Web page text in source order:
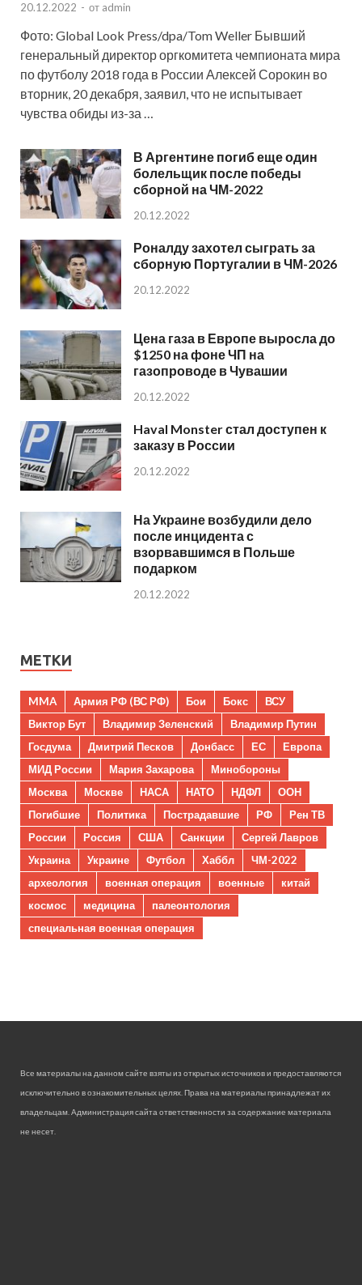
20.12.2022 - от admin
Фото: Global Look Press/dpa/Tom Weller Бывший
генеральный директор оргкомитета чемпионата мира
по футболу 2018 года в России Алексей Сорокин во
вторник, 20 декабря, заявил, что не испытывает
чувства обиды из-за …
В Аргентине погиб еще один
болельщик после победы
сборной на ЧМ-2022
20.12.2022
Роналду захотел сыграть за
сборную Португалии в ЧМ-2026
20.12.2022
Цена газа в Европе выросла до
$1250 на фоне ЧП на
газопроводе в Чувашии
20.12.2022
Haval Monster стал доступен к
заказу в России
20.12.2022
На Украине возбудили дело
после инцидента с
взорвавшимся в Польше
подарком
20.12.2022
МЕТКИ
MMA Армия РФ (ВС РФ) Бои Бокс
ВСУ
Виктор Бут
Владимир Зеленский
Владимир Путин
Госдума
Дмитрий Песков Донбасс ЕС
Европа
МИД России
Мария Захарова
Минобороны
Москва
Москве НАСА НАТО НДФЛ
ООН
Погибшие
Политика Пострадавшие РФ
Рен ТВ
России
Россия США Санкции
Сергей Лавров
Украина
Украине Футбол Хаббл
ЧМ-2022
археология
военная операция военные
китай
космос
медицина
палеонтология
специальная военная операция
Все материалы на данном сайте взяты из открытых источников и предоставляются
исключительно в ознакомительных целях. Права на материалы принадлежат их
владельцам. Администрация сайта ответственности за содержание материала
не несет.